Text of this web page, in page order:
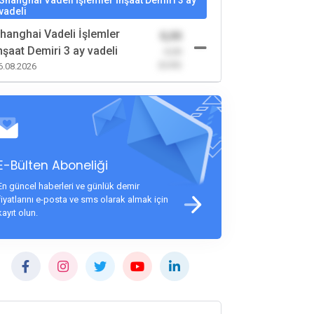
Vadeli İşlemler
Demiri 3 ay vadeli
0,00
Bülten Aboneliği
güncel haberleri ve günlük demir
e-posta ve sms olarak almak için
olun.